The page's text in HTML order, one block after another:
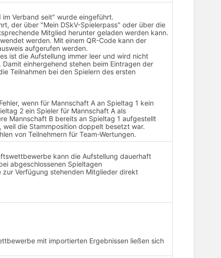
Verband seit" wurde eingeführt.
der über "Mein DSkV-Spielerpass" oder über die
Mitglied herunter geladen werden kann.
werden. Mit einem QR-Code kann der
aufgerufen werden.
ist die Aufstellung immer leer und wird nicht
einhergehend stehen beim Eintragen der
Teilnahmen bei den Spielern des ersten
wenn für Mannschaft A an Spieltag 1 kein
2 ein Spieler für Mannschaft A als
Mannschaft B bereits an Spieltag 1 aufgestellt
weil die Stammposition doppelt besetzt war.
von Teilnehmern für Team-Wertungen.
kann die Aufstellung dauerhaft
abgeschlossenen Spieltagen
zur Verfügung stehenden Mitglieder direkt
mit importierten Ergebnissen ließen sich